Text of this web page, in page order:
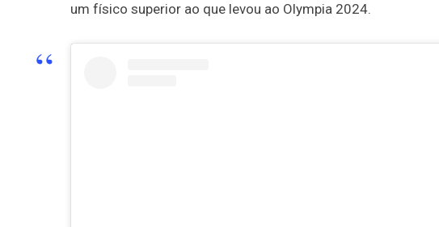
um físico superior ao que levou ao Olympia 2024.